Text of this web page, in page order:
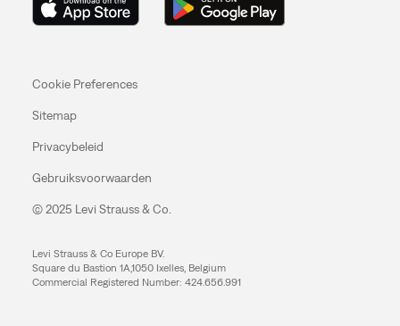
Cookie Preferences
Sitemap
Privacybeleid
Gebruiksvoorwaarden
© 2025 Levi Strauss & Co.
Levi Strauss & Co Europe BV.
Square du Bastion 1A,1050 Ixelles, Belgium
Commercial Registered Number: 424.656.991